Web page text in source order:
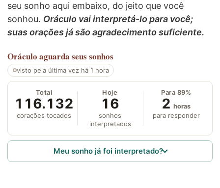
seu sonho aqui embaixo, do jeito que você
sonhou. Oráculo vai interpretá-lo para você;
suas orações já são agradecimento suficiente.
Oráculo aguarda seus sonhos
visto pela última vez há 1 hora
Total
116.132
corações tocados
Hoje
16
sonhos
interpretados
Para 89%
2 horas
para responder
Meu sonho já foi interpretado?